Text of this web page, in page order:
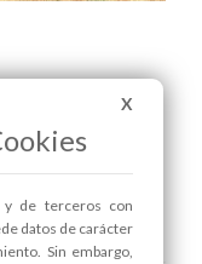
X
y de terceros con
datos de carácter
Sin embargo,